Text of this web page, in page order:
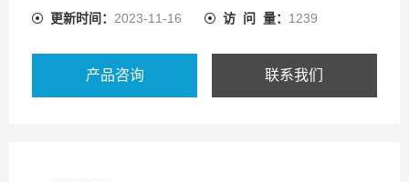
更新时间： 2023-11-16 访 问 量： 1239
产品咨询 联系我们